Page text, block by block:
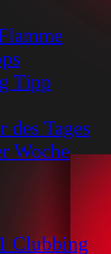
Tipp
des Tages
Woche
Clubbing